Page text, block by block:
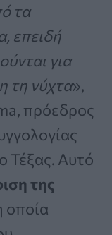
τα
επειδή
για
τη νύχτα»,
πρόεδρος
Τέξας. Αυτό
της
οποία